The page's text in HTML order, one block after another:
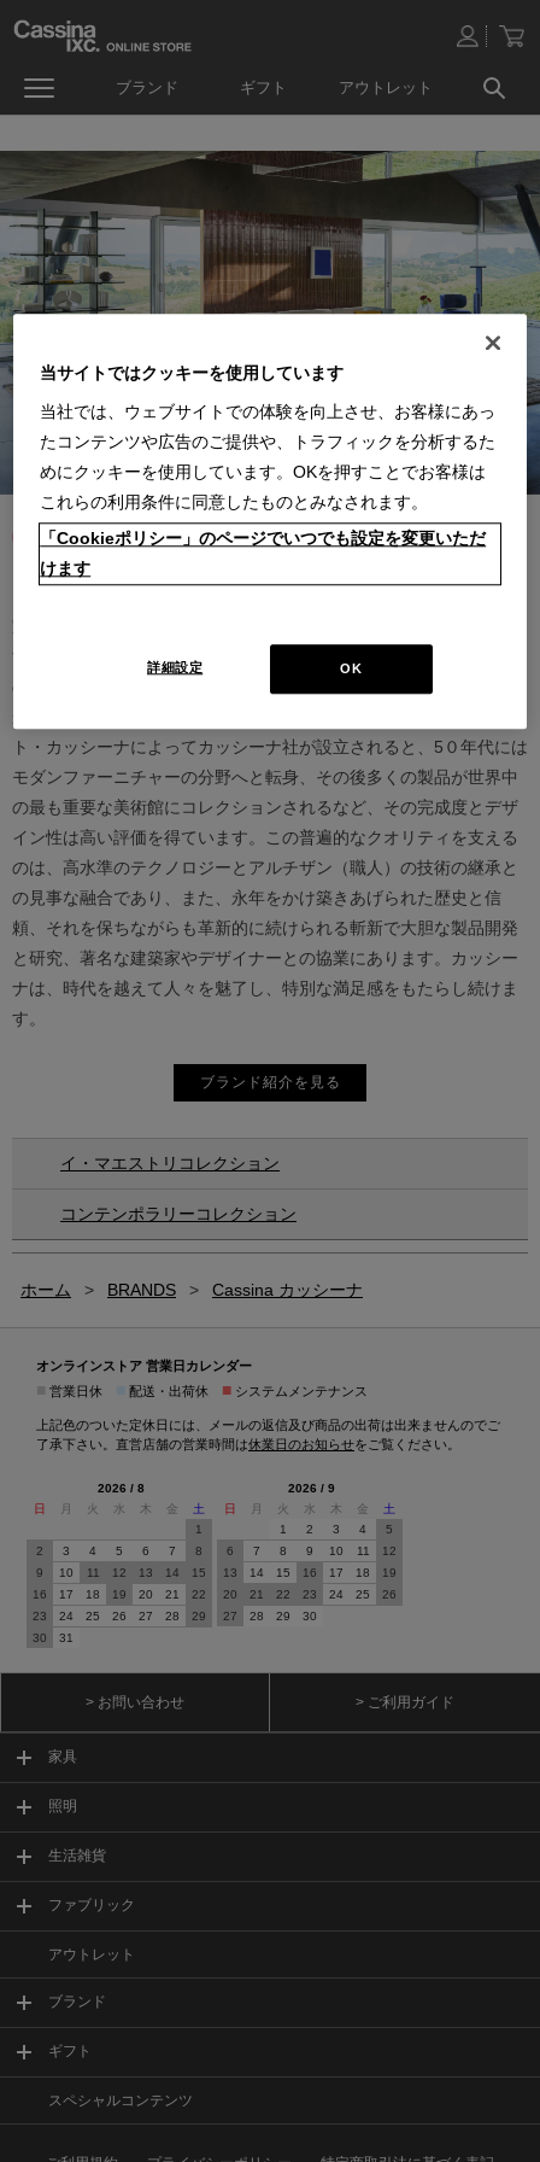
ブランド ギフト アウトレット
す。17世紀、イタリアで誕生したカッシーナは、教会の木製チェア
の製造に始まり、その後豪華客船の内装などを手掛け、技術力を確
かなものとしました。1927年にチェーザレ・カッシーナとウンベル
ト・カッシーナによってカッシーナ社が設立されると、5０年代には
モダンファーニチャーの分野へと転身、その後多くの製品が世界中
の最も重要な美術館にコレクションされるなど、その完成度とデザ
イン性は高い評価を得ています。この普遍的なクオリティを支える
のは、高水準のテクノロジーとアルチザン（職人）の技術の継承と
の見事な融合であり、また、永年をかけ築きあげられた歴史と信
頼、それを保ちながらも革新的に続けられる斬新で大胆な製品開発
と研究、著名な建築家やデザイナーとの協業にあります。カッシー
ナは、時代を越えて人々を魅了し、特別な満足感をもたらし続けま
す。
ブランド紹介を見る
イ・マエストリコレクション
コンテンポラリーコレクション
ホーム > BRANDS > Cassina カッシーナ
オンラインストア 営業日カレンダー
営業日休 配送・出荷休 ■ システムメンテナンス
上記色のついた定休日には、メールの返信及び商品の出荷は出来ませんのでご
了承下さい。直営店舗の営業時間は休業日のお知らせをご覧ください。
2026 / 8
日
月 火 水 木 金
土
1
2
3 4 5 6 7
8
9
10 11 12 13 14
15
16
17 18 19 20 21
22
23
24 25 26 27 28
29
30
31
2026 / 9
日
月 火 水 木 金
土
1
2 3 4
5
6
7 8 9 10 11
12
13
14 15 16 17 18
19
20
21 22 23 24 25
26
27
28 29 30
> お問い合わせ > ご利用ガイド
家具
照明
生活雑貨
ファブリック
アウトレット
ブランド
ギフト
スペシャルコンテンツ
当サイトではクッキーを使用しています
当社では、ウェブサイトでの体験を向上させ、お客様にあっ
たコンテンツや広告のご提供や、トラフィックを分析するた
めにクッキーを使用しています。OKを押すことでお客様は
これらの利用条件に同意したものとみなされます。
「Cookieポリシー」のページでいつでも設定を変更いただ
けます
OK
詳細設定